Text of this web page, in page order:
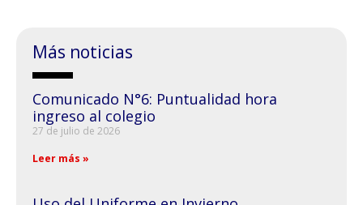
Más noticias
Comunicado N°6: Puntualidad hora
ingreso al colegio
27 de julio de 2026
Leer más »